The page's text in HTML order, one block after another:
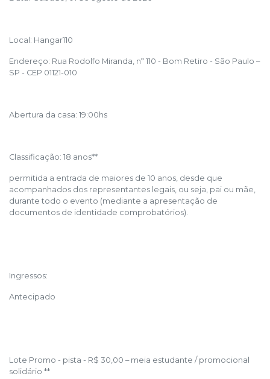
Local: Hangar110
Endereço: Rua Rodolfo Miranda, nº 110 - Bom Retiro - São Paulo –
SP - CEP 01121-010
Abertura da casa: 19:00hs
Classificação: 18 anos**
permitida a entrada de maiores de 10 anos, desde que
acompanhados dos representantes legais, ou seja, pai ou mãe,
durante todo o evento (mediante a apresentação de
documentos de identidade comprobatórios).
Ingressos:
Antecipado
Lote Promo - pista - R$ 30,00 – meia estudante / promocional
solidário **